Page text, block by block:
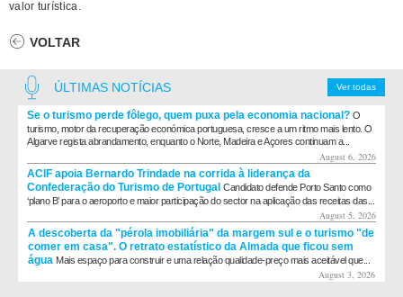
valor turística.
VOLTAR
Ver todas
ÚLTIMAS NOTÍCIAS
Se o turismo perde fôlego, quem puxa pela economia nacional? O
turismo, motor da recuperação económica portuguesa, cresce a um ritmo mais lento. O
Algarve regista abrandamento, enquanto o Norte, Madeira e Açores continuam a...
August 6, 2026
ACIF apoia Bernardo Trindade na corrida à liderança da
Confederação do Turismo de Portugal Candidato defende Porto Santo como
‘plano B’ para o aeroporto e maior participação do sector na aplicação das receitas das...
August 5, 2026
A descoberta da "pérola imobiliária" da margem sul e o turismo "de
comer em casa". O retrato estatístico da Almada que ficou sem
água Mais espaço para construir e uma relação qualidade-preço mais aceitável que...
August 3, 2026